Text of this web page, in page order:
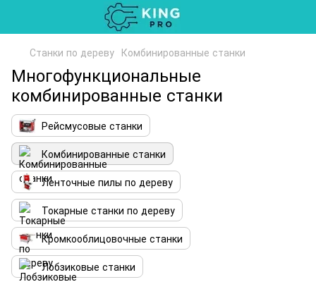
Станки по дереву Комбинированные станки
Многофункциональные
комбинированные станки
Рейсмусовые станки
Комбинированные станки
Ленточные пилы по дереву
Токарные станки по дереву
Кромкооблицовочные станки
Лобзиковые станки